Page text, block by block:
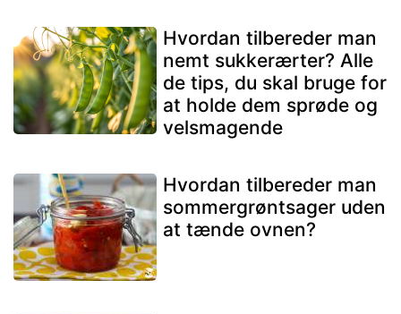
Hvordan tilbereder man
nemt sukkerærter? Alle
de tips, du skal bruge for
at holde dem sprøde og
velsmagende
Hvordan tilbereder man
sommergrøntsager uden
at tænde ovnen?